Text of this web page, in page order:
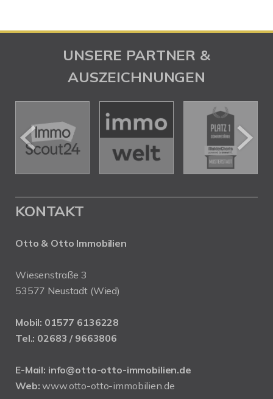
UNSERE PARTNER &
AUSZEICHNUNGEN
KONTAKT
Otto & Otto Immobilien
Wiesenstraße 3
53577 Neustadt (Wied)
Mobil: 01577 6136228
Tel.: 02683 / 9663806
E-Mail: info@otto-otto-immobilien.de
Web: www.otto-otto-immobilien.de